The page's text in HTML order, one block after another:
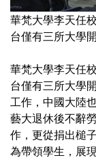
華梵大學李天任
台僅有三所大學開
華梵大學李天任
台僅有三所大學
工作，中國大陸
藝大退休後不辭
作，更從捐出槌
為帶領學生，展